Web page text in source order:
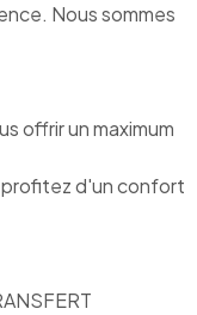
Nous sommes
offrir un maximum
profitez d'un confort